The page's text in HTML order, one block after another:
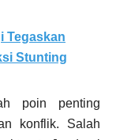
Tegaskan
Stunting
poin penting
konflik. Salah